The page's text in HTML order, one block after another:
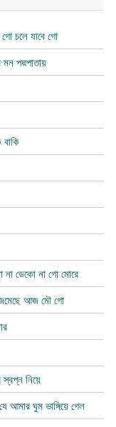
চলে যাবে গো
পদ্মপাতায়
ডেকো না গো মোরে
আজ মৌ গো
নিয়ে
ঘুম ভাঙ্গিয়ে গেল